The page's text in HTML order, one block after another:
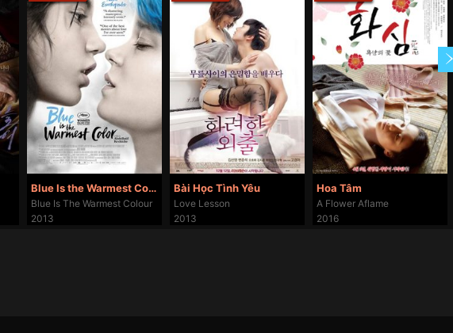
Blue Is the Warmest Colour
Blue Is The Warmest Colour
2013
Bài Học Tình Yêu
Love Lesson
2013
Hoa Tâm
A Flower Aflame
2016